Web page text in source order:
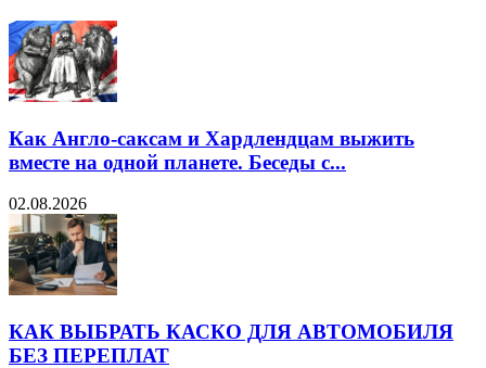
Как Англо-саксам и Хардлендцам выжить
вместе на одной планете. Беседы с...
02.08.2026
КАК ВЫБРАТЬ КАСКО ДЛЯ АВТОМОБИЛЯ
БЕЗ ПЕРЕПЛАТ